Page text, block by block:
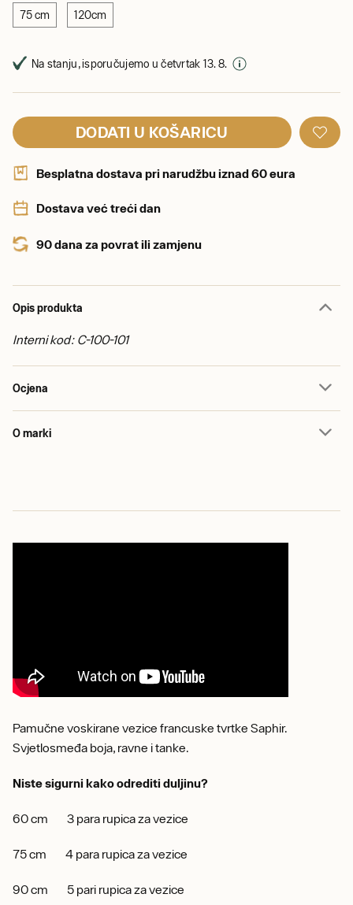
75 cm 120cm
Na stanju, isporučujemo u četvrtak 13. 8.
DODATI U KOŠARICU
Besplatna dostava pri narudžbu iznad 60 eura
Dostava već treći dan
90 dana za povrat ili zamjenu
Opis produkta
Interni kod: C-100-101
Ocjena
O marki
Pamučne voskirane vezice francuske tvrtke Saphir.
Svjetlosmeđa boja, ravne i tanke.
Niste sigurni kako odrediti duljinu?
60 cm 3 para rupica za vezice
75 cm 4 para rupica za vezice
90 cm 5 pari rupica za vezice